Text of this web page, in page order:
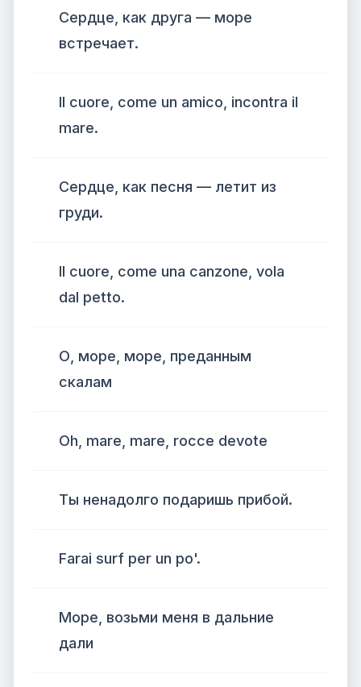
Сердце, как друга — море
встречает.
Il cuore, come un amico, incontra il
mare.
Сердце, как песня — летит из
груди.
Il cuore, come una canzone, vola
dal petto.
О, море, море, преданным
скалам
Oh, mare, mare, rocce devote
Ты ненадолго подаришь прибой.
Farai surf per un po'.
Море, возьми меня в дальние
дали